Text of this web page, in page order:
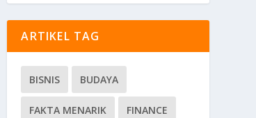
ARTIKEL TAG
BISNIS BUDAYA
FAKTA MENARIK FINANCE